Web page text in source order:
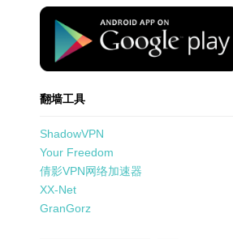
standard-icon-googleplay-
翻墙工具
ShadowVPN
Your Freedom
倩影VPN网络加速器
XX-Net
GranGorz